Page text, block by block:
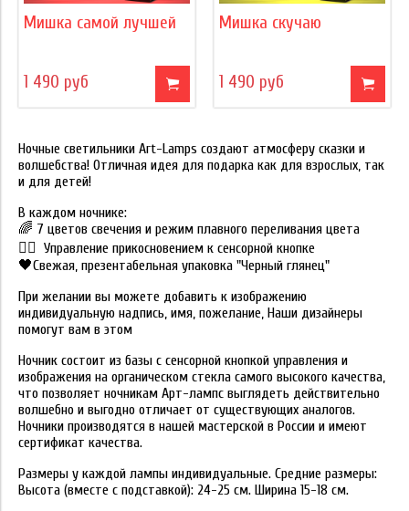
Мишка самой лучшей
1 490 руб
Мишка скучаю
1 490 руб
Ночные светильники Art-Lamps создают атмосферу сказки и
волшебства! Отличная идея для подарка как для взрослых, так
и для детей!
В каждом ночнике:
🌈 7 цветов свечения и режим плавного переливания цвета
☝🏻 Управление прикосновением к сенсорной кнопке
🖤Свежая, презентабельная упаковка "Черный глянец"
При желании вы можете добавить к изображению
индивидуальную надпись, имя, пожелание, Наши дизайнеры
помогут вам в этом
Ночник состоит из базы с сенсорной кнопкой управления и
изображения на органическом стекла самого высокого качества,
что позволяет ночникам Арт-лампс выглядеть действительно
волшебно и выгодно отличает от существующих аналогов.
Ночники производятся в нашей мастерской в России и имеют
сертификат качества.
Размеры у каждой лампы индивидуальные. Средние размеры:
Высота (вместе с подставкой): 24-25 см. Ширина 15-18 см.